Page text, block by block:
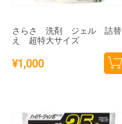
さらさ 洗剤 ジェル 詰替
え 超特大サイズ
¥1,000